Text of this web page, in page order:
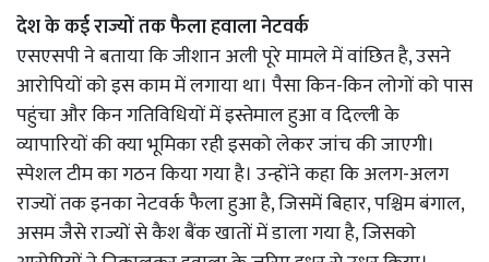
देश के कई राज्यों तक फैला हवाला नेटवर्क
एसएसपी ने बताया कि जीशान अली पूरे मामले में वांछित है, उसने
आरोपियों को इस काम में लगाया था। पैसा किन-किन लोगों को पास
पहुंचा और किन गतिविधियों में इस्तेमाल हुआ व दिल्ली के
व्यापारियों की क्या भूमिका रही इसको लेकर जांच की जाएगी।
स्पेशल टीम का गठन किया गया है। उन्होंने कहा कि अलग-अलग
राज्यों तक इनका नेटवर्क फैला हुआ है, जिसमें बिहार, पश्चिम बंगाल,
असम जैसे राज्यों से कैश बैंक खातों में डाला गया है, जिसको